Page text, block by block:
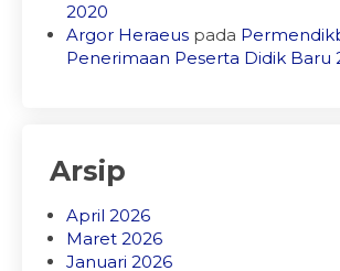
2020
Argor Heraeus pada
Penerimaan Peserta Didik Baru
Arsip
April 2026
Maret 2026
Januari 2026